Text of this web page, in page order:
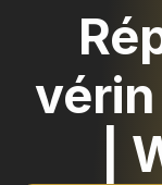
|